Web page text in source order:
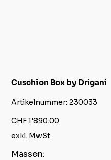
Cuschion Box by Drigani
Artikelnummer: Artikelnummer:
230033
230033
Preis
CHF 1'890.00
exkl. MwSt
Massen: